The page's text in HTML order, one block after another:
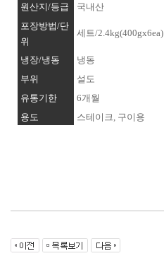
원산지/등급
국내산
포장방법/단
위
세트/2.4kg(400gx6ea)
냉장/냉동
냉동
부위
설도
유통기한
6개월
용도
스테이크, 구이용